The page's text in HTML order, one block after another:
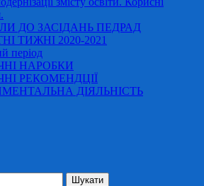
ДО ЗАСІДАНЬ ПЕДРАД
ТИЖНІ 2020-2021
період
НАРОБКИ
РЕКОМЕНДЦІЇ
ДІЯЛЬНІСТЬ